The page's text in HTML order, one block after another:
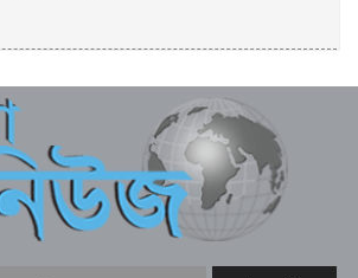
ও গ্রহদোষ প্রতিকারের উপায়
আজ ৮ আগস্ট (শনিবার) পঞ্জিকা ও
ইতিহাসের এইদিনে